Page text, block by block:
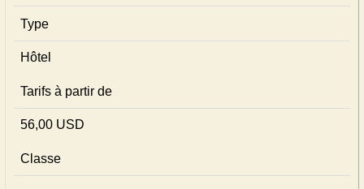
Type
Hôtel
Tarifs à partir de
56,00 USD
Classe